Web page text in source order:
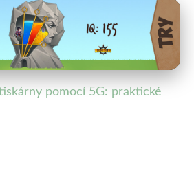
Jak zrychlit a
· Autor: Eva Kratochvílová
pomocí 5G: praktické